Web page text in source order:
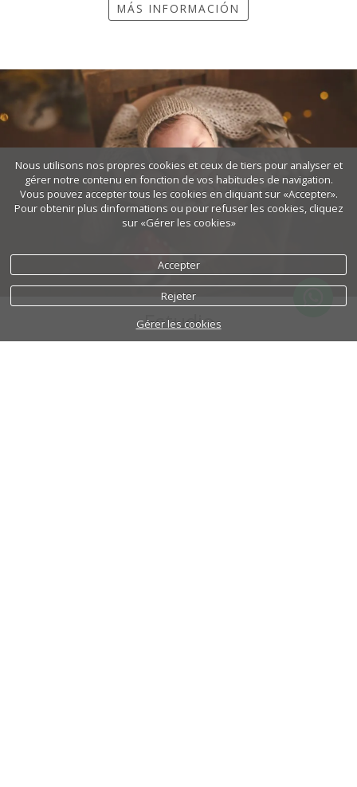
MÁS INFORMACIÓN
Estudio
Nous utilisons nos propres cookies et ceux de tiers pour analyser et
gérer notre contenu en fonction de vos habitudes de navigation.
Vous pouvez accepter tous les cookies en cliquant sur «Accepter».
Pour obtenir plus dinformations ou pour refuser les cookies, cliquez
sur «Gérer les cookies»
Accepter
Rejeter
Gérer les cookies